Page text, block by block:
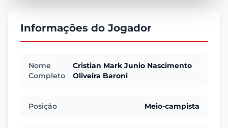
Informações do Jogador
Nome
Completo
Cristian Mark Junio Nascimento
Oliveira Baroni
Posição Meio-campista